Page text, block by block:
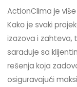
ActionClima je
Kako je svaki
izazova i zahteva,
sarađuje sa
rešenja koja
osiguravajući